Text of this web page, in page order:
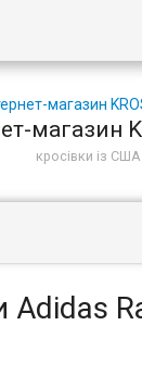
магазин
кросівки із США
Adidas